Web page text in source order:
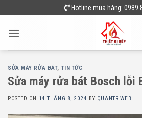
to
content
Hotline mua hàng:
SỬA MÁY RỬA BÁT, TIN TỨC
Sửa máy rửa bát Bosch lỗi
POSTED ON 14 THÁNG 8, 2024 BY QUANTRIWEB